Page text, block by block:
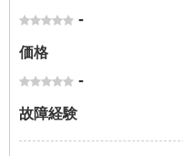
-
価格
-
故障経験